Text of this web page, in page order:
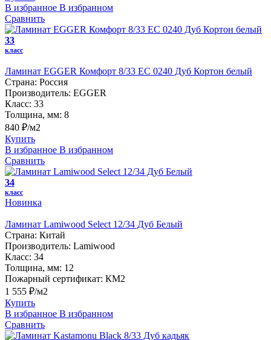
В избранное В избранном
Сравнить
33
класс
Ламинат EGGER Комфорт 8/33 EC 0240 Дуб Кортон белый
Страна: Россия
Производитель: EGGER
Класс: 33
Толщина, мм: 8
840 ₽/м2
Купить
В избранное В избранном
Сравнить
34
класс
Новинка
Ламинат Lamiwood Select 12/34 Дуб Белый
Страна: Китай
Производитель: Lamiwood
Класс: 34
Толщина, мм: 12
Пожарный сертификат: КМ2
1 555 ₽/м2
Купить
В избранное В избранном
Сравнить